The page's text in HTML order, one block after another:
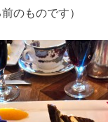
のものです）